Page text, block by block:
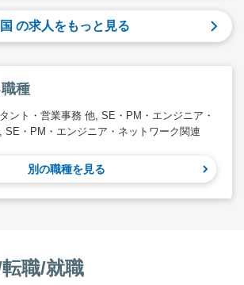
の求人をもっと見る
種
ント・営業事務 他, SE・PM・エンジニア・
SE・PM・エンジニア・ネットワーク関連
別の職種を見る
職/就職